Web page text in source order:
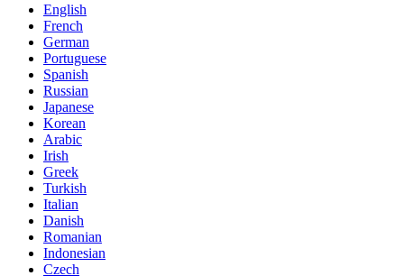
English
French
German
Portuguese
Spanish
Russian
Japanese
Korean
Arabic
Irish
Greek
Turkish
Italian
Danish
Romanian
Indonesian
Czech